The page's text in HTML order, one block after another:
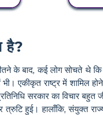
है?
के बाद, कई लोग सोचते
एकीकृत राष्ट्र में शामिल
सरकार का विचार बहुत
हुई। हालाँकि, संयुक्त